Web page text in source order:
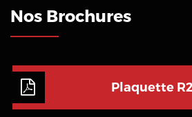
Nos Brochures
Plaquette